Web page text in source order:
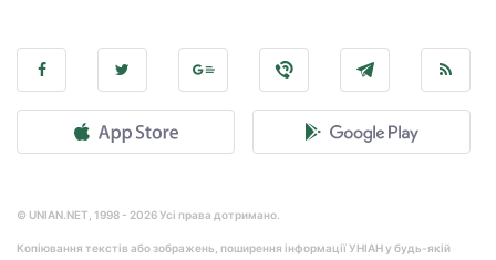
© UNIAN.NET, 1998 - 2026 Усі права дотримано.
Копіювання текстів або зображень, поширення інформації УНІАН у будь-якій